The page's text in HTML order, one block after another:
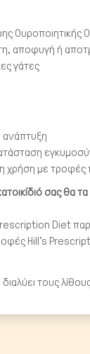
Ουροποιητικής
αποφυγή ή
γάτες
ανάπτυξη
χρήση με
σας θα
Diet
Hill's
διαλύει τους